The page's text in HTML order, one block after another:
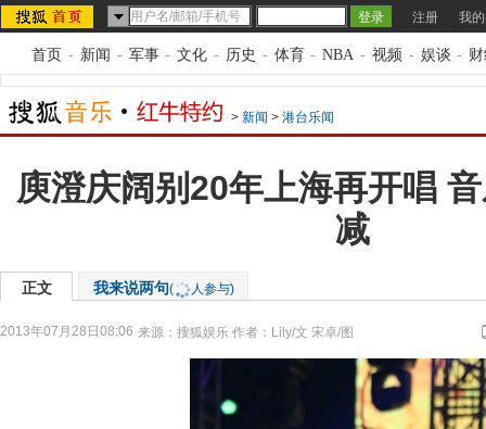
注册 我
首页 - 新闻 - 军事 - 文化 - 历史 - 体育 - NBA - 视频 - 娱谈 -
> 新闻 > 港台乐闻
庾澄庆阔别20年上海再开唱
减
正文 我来说两句( 人参与)
2013年07月28日08:06 来源： 搜狐娱乐 作者：Lily/文 宋卓/图